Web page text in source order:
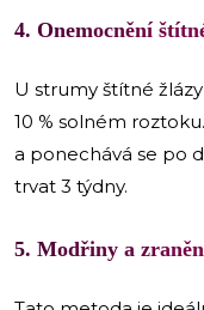
4. Onemocnění
U strumy štítné
10 % solném
a ponechává se po
trvat 3 týdny.
5. Modřiny a